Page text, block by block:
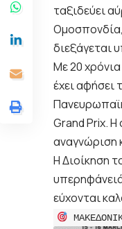
ταξιδεύει
διεξάγεται
Με 20
έχει αφήσει
Grand Prix.
αναγνώριση
Η Διοίκηση
εύχονται